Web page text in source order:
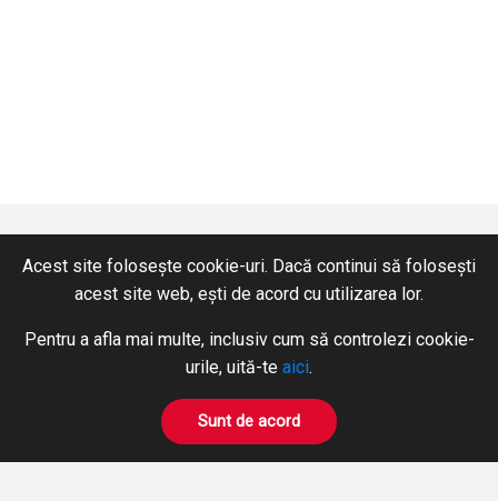
Acest site folosește cookie-uri. Dacă continui să folosești
acest site web, ești de acord cu utilizarea lor.
Pentru a afla mai multe, inclusiv cum să controlezi cookie-
urile, uită-te aici.
Sunt de acord
hidromix@hidromix.com
NE GĂSIȚI ȘI PE
Prelucrări pe mașini unelte
Închirieri Stivuitoare